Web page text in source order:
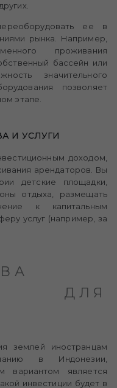
ее в
рынка. Например,
проживания
бассейн или
значительного
позволяет
этапе.
И УСЛУГИ
доходом,
арендаторов. Вы
детские площадки,
отдыха, размещать
к капитальным
услуг (например, за
ДЛЯ
землей иностранцам
в Индонезии,
вариантом является
инвестиции будет в